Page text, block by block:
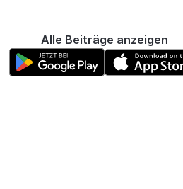
Alle Beiträge anzeigen